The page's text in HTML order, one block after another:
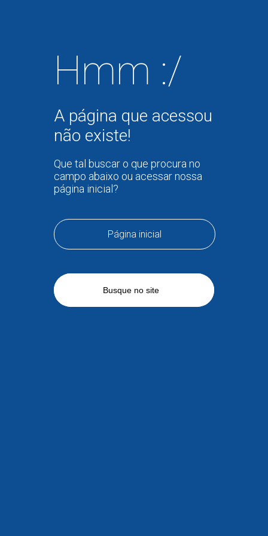
Hmm :/
A página que acessou
não existe!
Que tal buscar o que procura no
campo abaixo ou acessar nossa
página inicial?
Página inicial